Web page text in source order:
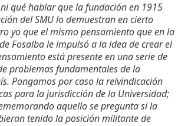
qué hablar que la fundación en 1915
del SMU lo demuestran en cierto
yo que el mismo pensamiento que en la
Fosalba le impulsó a la idea de crear el
está presente en una serie de
problemas fundamentales de la
Pongamos por caso la reivindicación
para la jurisdicción de la Universidad;
aquello se pregunta si la
tenido la posición militante de